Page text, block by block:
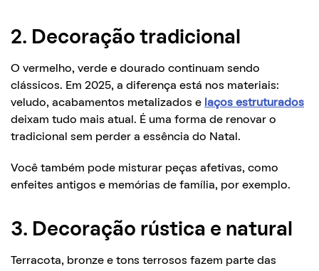
2. Decoração tradicional
O vermelho, verde e dourado continuam sendo
clássicos. Em 2025, a diferença está nos materiais:
veludo, acabamentos metalizados e laços estruturados
deixam tudo mais atual. É uma forma de renovar o
tradicional sem perder a essência do Natal.
Você também pode misturar peças afetivas, como
enfeites antigos e memórias de família, por exemplo.
3. Decoração rústica e natural
Terracota, bronze e tons terrosos fazem parte das